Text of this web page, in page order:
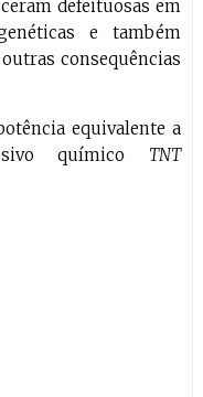
defeituosas em
e também
consequências
equivalente a
químico TNT